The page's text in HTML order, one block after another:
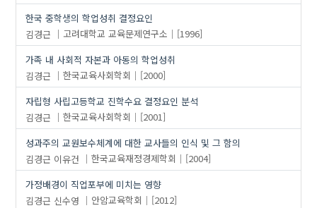
한국 중학생의 학업성취 결정요인
김경근
고려대학교 교육문제연구소
[1996]
가족 내 사회적 자본과 아동의 학업성취
김경근
한국교육사회학회
[2000]
자립형 사립고등학교 진학수요 결정요인 분석
김경근
한국교육사회학회
[2001]
성과주의 교원보수체계에 대한 교사들의 인식 및 그 함의
김경근 이유건 한국교육재정경제학회
[2004]
가정배경이 직업포부에 미치는 영향
김경근 신수영 안암교육학회
[2012]